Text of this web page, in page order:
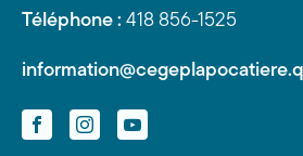
Téléphone : 418 856-1525
FacebookInstagramYouTube